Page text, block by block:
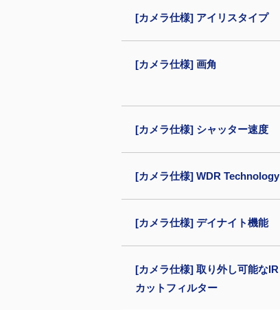
[カメラ仕様] アイリスタイプ
[カメラ仕様] 画角
[カメラ仕様] シャッター速度
[カメラ仕様] WDR Technology
[カメラ仕様] デイナイト機能
[カメラ仕様] 取り外し可能なIR
カットフィルター